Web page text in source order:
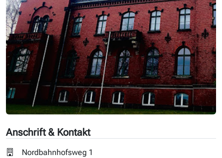
Anschrift & Kontakt
Nordbahnhofsweg 1